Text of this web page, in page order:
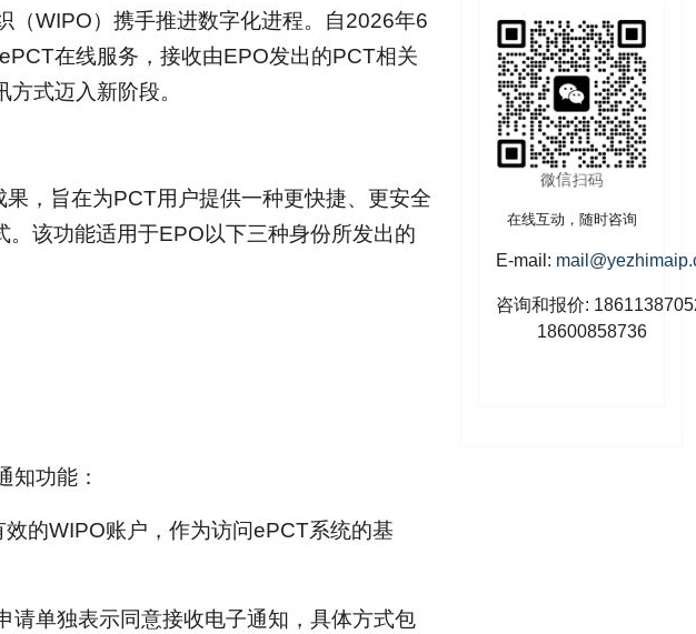
（WIPO）携手推进数字化进程。自2026年6
在线服务，接收由EPO发出的PCT相关
式迈入新阶段。
，旨在为PCT用户提供一种更快捷、更安全
该功能适用于EPO以下三种身份所发出的
知功能：
的WIPO账户，作为访问ePCT系统的基
请单独表示同意接收电子通知，具体方式包
在线互动，随时咨询
E-mail:
咨询和报价:
18600858736